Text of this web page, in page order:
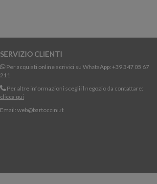
SERVIZIO CLIENTI
Per acquisti online scrivici su WhatsApp: +39 347 05 67
211
Per altre informazioni scegli il negozio da contattare:
clicca qui
Email: web@bartoccini.it